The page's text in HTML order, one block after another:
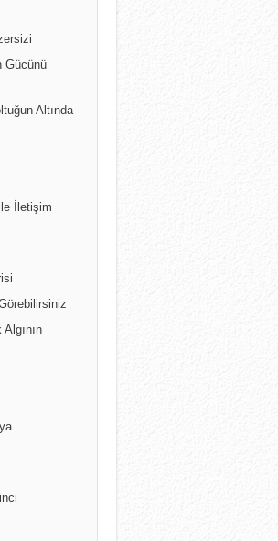
Gücünü
Altında
İletişim